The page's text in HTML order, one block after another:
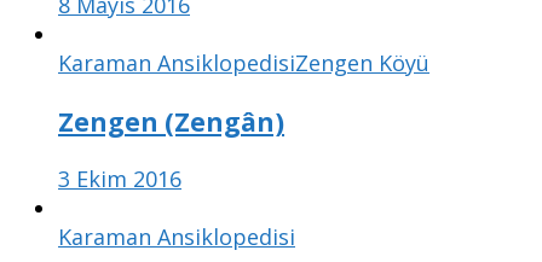
Karaman AnsiklopedisiZengen Köyü
Zengen (Zengân)
3 Ekim 2016
Karaman Ansiklopedisi